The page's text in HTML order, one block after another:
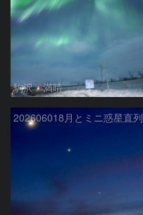
駒沢 満晴
202606018月とミニ惑星直列